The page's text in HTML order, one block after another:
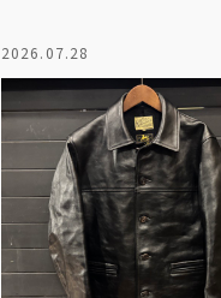
2026.07.28